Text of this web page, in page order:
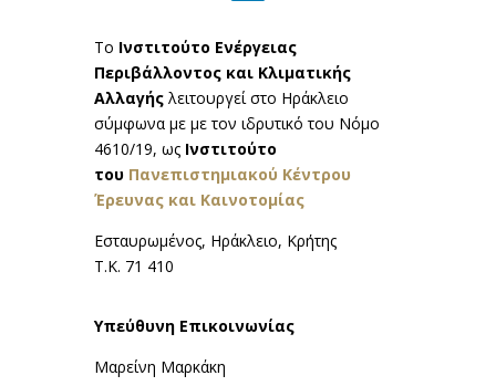
Το Ινστιτούτο Ενέργειας
Περιβάλλοντος και Κλιματικής
Αλλαγής λειτουργεί στο Ηράκλειο
σύμφωνα με με τον ιδρυτικό του Νόμο
4610/19, ως Ινστιτούτο
του Πανεπιστημιακού Κέντρου
Έρευνας και Καινοτομίας
Εσταυρωμένος, Ηράκλειο, Κρήτης
Τ.Κ. 71 410
Υπεύθυνη Επικοινωνίας
Μαρείνη Μαρκάκη